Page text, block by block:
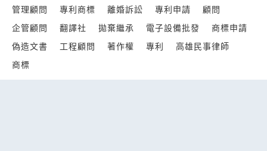
管理顧問
專利商標 離婚訴訟 專利申請
顧問
企管顧問
翻譯社 拋棄繼承 電子設備批發
商標申請
偽造文書
工程顧問 著作權 專利
高雄民事律師
商標